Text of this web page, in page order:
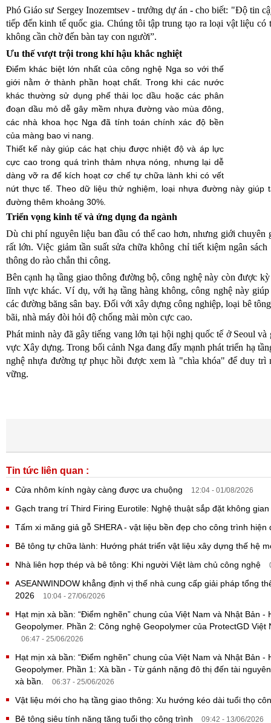
Phó Giáo sư Sergey Inozemtsev - trưởng dự án - cho biết: "Độ tin
tiếp đến kinh tế quốc gia. Chúng tôi tập trung tạo ra loại vật liệu
không cần chờ đến bàn tay con người”.
Ưu thế vượt trội trong khí hậu khắc nghiệt
Điểm khác biệt lớn nhất của công nghệ Nga so với thế
giới nằm ở thành phần hoạt chất. Trong khi các nước
khác thường sử dụng phế thải lọc dầu hoặc các phân
đoạn dầu mỏ dễ gây mềm nhựa đường vào mùa đông,
các nhà khoa học Nga đã tính toán chính xác độ bền
của màng bao vi nang.
Thiết kế này giúp các hạt chịu được nhiệt độ và áp lực
cực cao trong quá trình thảm nhựa nóng, nhưng lại dễ
dàng vỡ ra để kích hoạt cơ chế tự chữa lành khi có vết
nứt thực tế. Theo dữ liệu thử nghiệm, loại nhựa đường này giúp
đường thêm khoảng 30%.
Triển vọng kinh tế và ứng dụng đa ngành
Dù chi phí nguyên liệu ban đầu có thể cao hơn, nhưng giới chuyên
rất lớn. Việc giảm tần suất sửa chữa không chỉ tiết kiệm ngân
thông do rào chắn thi công.
Bên cạnh hạ tầng giao thông đường bộ, công nghệ này còn được
lĩnh vực khác. Ví dụ, với hạ tầng hàng không, công nghệ này
các đường băng sân bay. Đối với xây dựng công nghiệp, loại bê
bãi, nhà máy đòi hỏi độ chống mài mòn cực cao.
Phát minh này đã gây tiếng vang lớn tại hội nghị quốc tế ở Seoul
vực Xây dựng. Trong bối cảnh Nga đang đẩy mạnh phát triển hạ
nghệ nhựa đường tự phục hồi được xem là "chìa khóa" để duy trì
vững.
Tin tức liên quan :
Cửa nhôm kính ngày càng được ưa chuộng 12:04 - 01/08/2026
Gạch trang trí Third Firing Eurotile: Nghệ thuật sắp đặt không
Tấm xi măng giả gỗ SHERA - vật liệu bền đẹp cho công trình hiện
Bê tông tự chữa lành: Hướng phát triển vật liệu xây dựng thế hệ
Nhà liên hợp thép và bê tông: Khi người Việt làm chủ công nghệ
ASEANWINDOW khẳng định vị thế nhà cung cấp giải pháp tổng
2026
10:04 - 27/06/2026
Hạt mịn xà bần: “Điểm nghẽn” chung của Việt Nam và Nhật Bản
Geopolymer. Phần 2: Công nghệ Geopolymer của ProtectGD
06:47 - 25/06/2026
Hạt mịn xà bần: “Điểm nghẽn” chung của Việt Nam và Nhật Bản
Geopolymer. Phần 1: Xà bần - Từ gánh nặng đô thị đến tài
xà bần.
06:37 - 25/06/2026
Vật liệu mới cho hạ tầng giao thông: Xu hướng kéo dài tuổi thọ
Bê tông siêu tính năng tăng tuổi thọ công trình
09:42 - 13/06/2026